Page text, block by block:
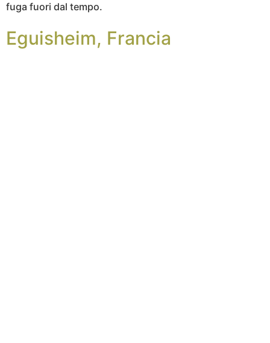
fuga fuori dal tempo.
Eguisheim, Francia